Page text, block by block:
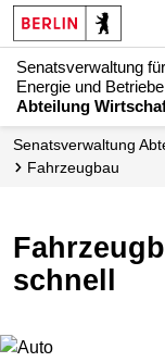
Senatsverwaltung
Energie und Betriebe
Abteilung
Senats­verwaltung
Fahrzeugbau
Fahrzeugbau: Berlin rasant und
schnell